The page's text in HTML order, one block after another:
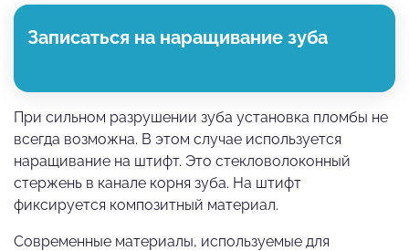
Записаться на наращивание зуба
При сильном разрушении зуба установка пломбы не
всегда возможна. В этом случае используется
наращивание на штифт. Это стекловолоконный
стержень в канале корня зуба. На штифт
фиксируется композитный материал.
Современные материалы, используемые для